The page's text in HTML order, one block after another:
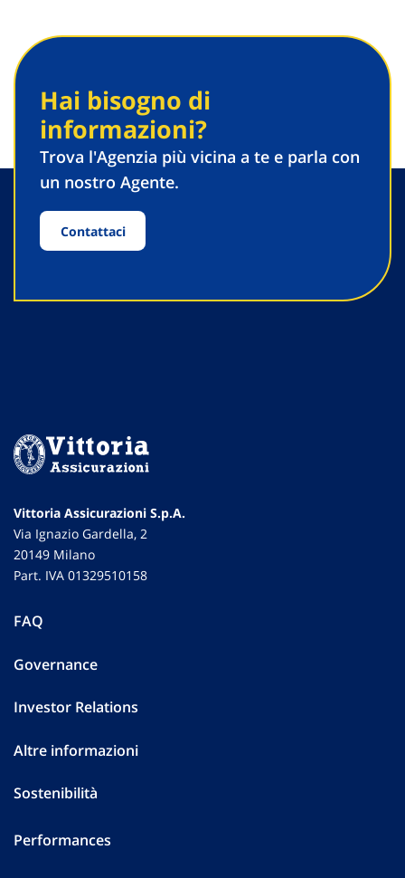
Hai bisogno di
informazioni?
Trova l'Agenzia più vicina a te e parla con
un nostro Agente.
Contattaci
Vittoria Assicurazioni S.p.A.
Via Ignazio Gardella, 2
20149 Milano
Part. IVA 01329510158
FAQ
Governance
Investor Relations
Altre informazioni
Sostenibilità
Performances